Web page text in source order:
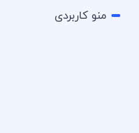
منو کاربردی